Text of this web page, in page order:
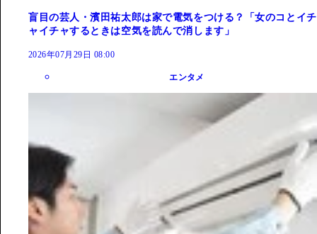
盲目の芸人・濱田祐太郎は家で電気をつける？「女のコとイチ
ャイチャするときは空気を読んで消します」
2026年07月29日 08:00
エンタメ